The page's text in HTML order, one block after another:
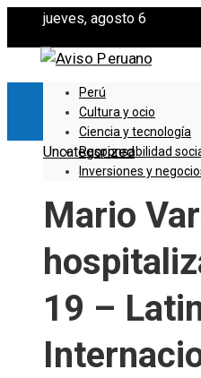
jueves, agosto 6
Perú
Cultura y ocio
Ciencia y tecnología
Responsabilidad
Inversiones y
Uncategorized
Mario
19 –